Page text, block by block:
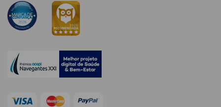
Hidratantes
Creme de Olhos
envelhecimento